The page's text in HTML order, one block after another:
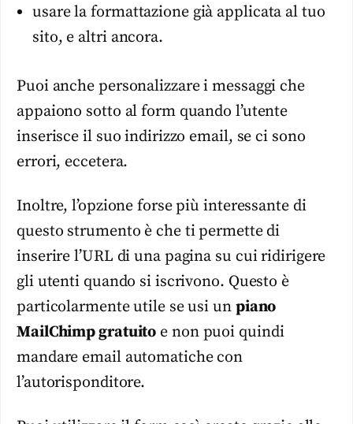
usare la formattazione già applicata al tuo
sito, e altri ancora.
Puoi anche personalizzare i messaggi che
appaiono sotto al form quando l’utente
inserisce il suo indirizzo email, se ci sono
errori, eccetera.
Inoltre, l’opzione forse più interessante di
questo strumento è che ti permette di
inserire l’URL di una pagina su cui ridirigere
gli utenti quando si iscrivono. Questo è
particolarmente utile se usi un piano
MailChimp gratuito e non puoi quindi
mandare email automatiche con
l’autorisponditore.